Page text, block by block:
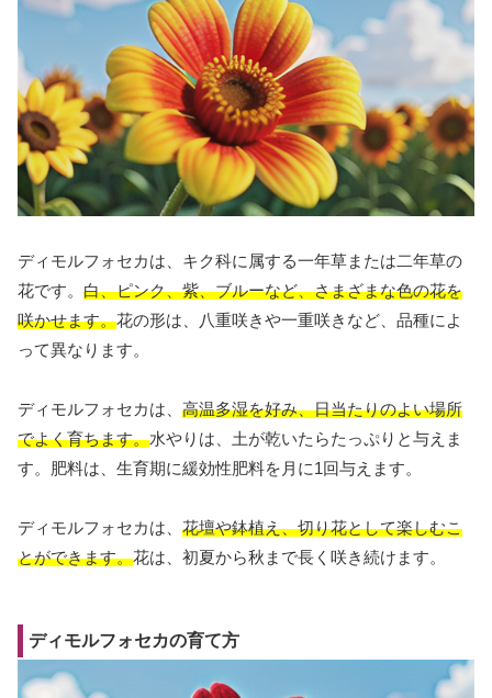
ディモルフォセカは、キク科に属する一年草または二年草の
花です。 白、ピンク、紫、ブルーなど、さまざまな色の花を
咲かせます。花の形は、八重咲きや一重咲きなど、品種によ
って異なります。
ディモルフォセカは、 高温多湿を好み、日当たりのよい場所
でよく育ちます。水やりは、土が乾いたらたっぷりと与えま
す。肥料は、生育期に緩効性肥料を月に1回与えます。
ディモルフォセカは、 花壇や鉢植え、切り花として楽しむこ
とができます。花は、初夏から秋まで長く咲き続けます。
ディモルフォセカの育て方